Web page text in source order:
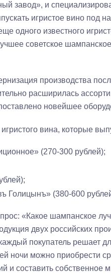
завод», и
игристое вино под
одного известного
советское
производства
расширилась
новейшее
вина, которые
(270-300 рублей);
Голицынъ» (380-600
«Какое шампанское
двух российских
покупатель решает
ночи можно приобрести
и составить собственное